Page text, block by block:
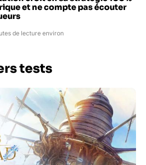
et ne compte pas écouter
de lecture environ
tests